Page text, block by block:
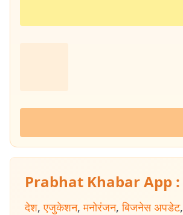
Prabhat Khabar App :
देश, एजुकेशन, मनोरंजन, बिजनेस अपडेट,